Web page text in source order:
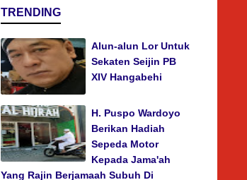
TRENDING
Alun-alun Lor Untuk
Sekaten Seijin PB
XIV Hangabehi
H. Puspo Wardoyo
Berikan Hadiah
Sepeda Motor
Kepada Jama'ah
Yang Rajin Berjamaah Subuh Di